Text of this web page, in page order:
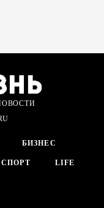
БИЗНЕС
СПОРТ LIFE